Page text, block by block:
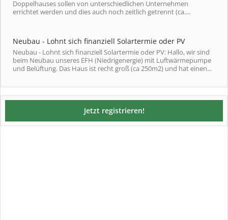
Doppelhauses sollen von unterschiedlichen Unternehmen
errichtet werden und dies auch noch zeitlich getrennt (ca....
Neubau - Lohnt sich finanziell Solartermie oder PV
Neubau - Lohnt sich finanziell Solartermie oder PV: Hallo, wir sind
beim Neubau unseres EFH (Niedrigenergie) mit Luftwärmepumpe
und Belüftung. Das Haus ist recht groß (ca 250m2) und hat einen...
Jetzt registrieren!